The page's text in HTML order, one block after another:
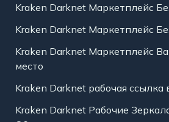
Kraken Darknet Маркетплейс
Kraken Darknet Маркетплейс
Kraken Darknet Маркетплейс
место
Kraken Darknet рабочая ссылка
Kraken Darknet Рабочие